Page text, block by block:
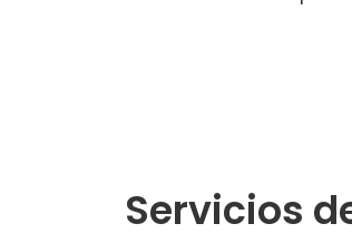
Servicios